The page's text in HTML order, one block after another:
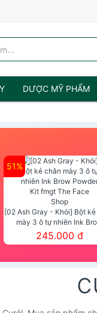
DƯỢC MỸ PHẨM
51%
[02 Ash Gray - Khói] Bột
mày 3 ô tự nhiên Ink
Powder Kit fmgt The Face
245.000 đ